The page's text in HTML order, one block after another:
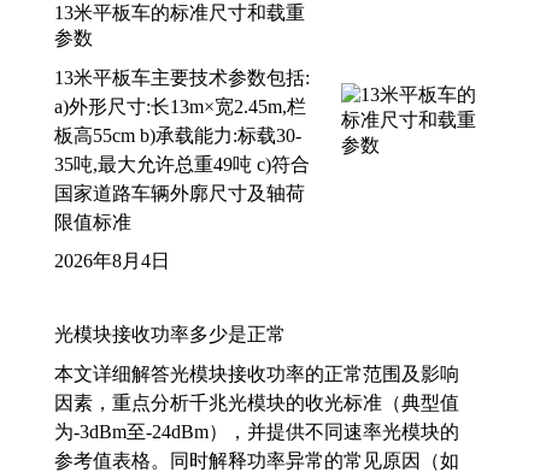
13米平板车的标准尺寸和载重
参数
13米平板车主要技术参数包括:
a)外形尺寸:长13m×宽2.45m,栏
板高55cm b)承载能力:标载30-
35吨,最大允许总重49吨 c)符合
国家道路车辆外廓尺寸及轴荷
限值标准
2026年8月4日
光模块接收功率多少是正常
本文详细解答光模块接收功率的正常范围及影响
因素，重点分析千兆光模块的收光标准（典型值
为-3dBm至-24dBm），并提供不同速率光模块的
参考值表格。同时解释功率异常的常见原因（如